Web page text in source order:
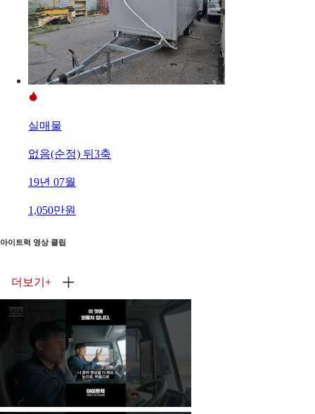
실매물
없음(순정) 뒤3축
19년 07월
1,050만원
아이트럭 영상 클립
더보기 +